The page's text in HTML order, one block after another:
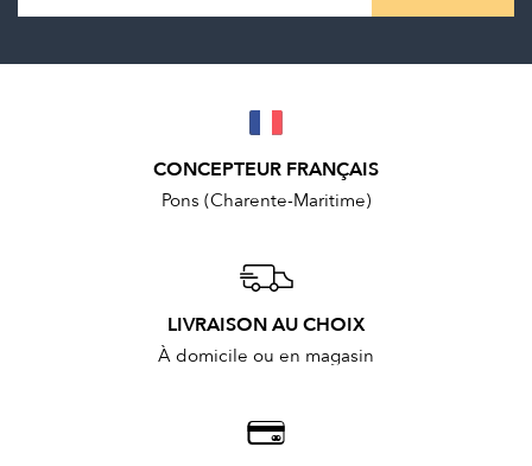
CONCEPTEUR FRANÇAIS
Pons (Charente-Maritime)
LIVRAISON AU CHOIX
À domicile ou en magasin